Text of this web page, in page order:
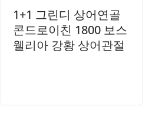
1+1 그린디 상어연골
콘드로이친 1800 보스
웰리아 강황 상어관절